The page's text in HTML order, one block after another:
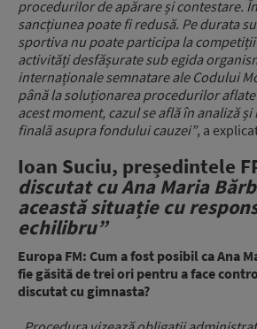
procedurilor de apărare și contestare.
sancțiunea poate fi redusă. Pe durata
sportiva nu poate participa la
activități desfășurate sub egida
internaționale semnatare ale Codului
până la soluționarea procedurilor
acest moment, cazul se află în analiză
finală asupra fondului cauzei”, a
Ioan Suciu, președintele
discutat cu Ana Maria
această situație cu
echilibru”
Europa FM: Cum a fost posibil ca Ana
fie găsită de trei ori pentru a face
discutat cu gimnasta?